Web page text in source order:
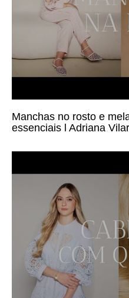
Manchas no rosto e
essenciais l Adriana